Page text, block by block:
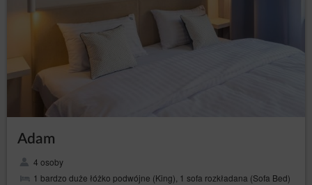
Adam
4 osoby
1 bardzo duże łóżko podwójne (King), 1 sofa rozkładana (Sofa Bed)